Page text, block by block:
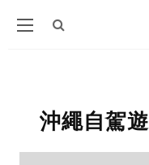
沖繩自駕